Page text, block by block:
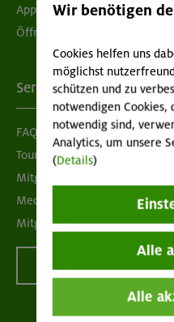
App "Mein DAV+"
Öffnungszeiten
Services
FAQ
Tour der Woche
Mitgliedermagazin alpinwelt
Mediadaten
Mitgliedschaft kündigen
Wir benötigen
Cookies helfen uns
möglichst
schützen und zu
notwendigen
notwendig sind,
Analytics, um unsere
(Details)
Alle
Alle